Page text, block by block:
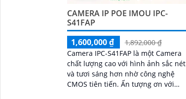
CAMERA IP POE IMOU IPC-
S41FAP
1,600,000 ₫
1,892,000 ₫
Camera IPC-S41FAP là một Camera
chất lượng cao với hình ảnh sắc nét
và tươi sáng hơn nhờ công nghệ
CMOS tiên tiến. Ấn tượng ơn với